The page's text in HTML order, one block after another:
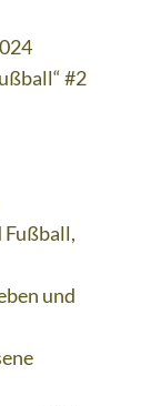
#2
Fußball,
und